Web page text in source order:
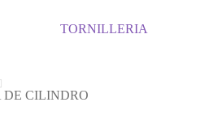
TORNILLERIA
DE CILINDRO